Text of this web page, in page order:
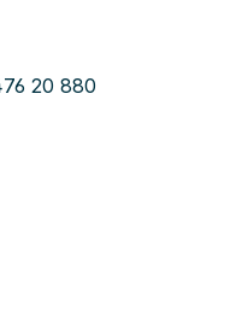
20 880